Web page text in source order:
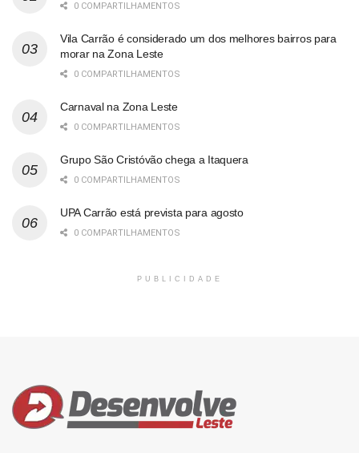
0 COMPARTILHAMENTOS
Vila Carrão é considerado um dos melhores bairros para
morar na Zona Leste
0 COMPARTILHAMENTOS
Carnaval na Zona Leste
0 COMPARTILHAMENTOS
Grupo São Cristóvão chega a Itaquera
0 COMPARTILHAMENTOS
UPA Carrão está prevista para agosto
0 COMPARTILHAMENTOS
PUBLICIDADE